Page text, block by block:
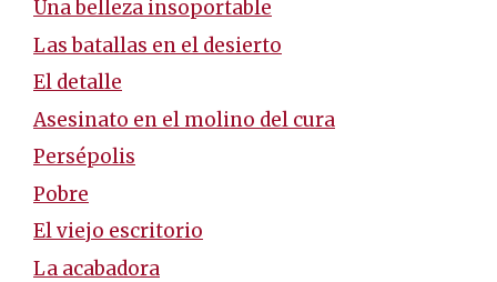
Una belleza insoportable
Las batallas en el desierto
El detalle
Asesinato en el molino del cura
Persépolis
Pobre
El viejo escritorio
La acabadora